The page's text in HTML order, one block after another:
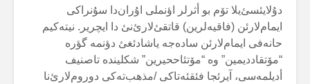
دۇلایئسئ‌یلا تۆم بو أثرلر اؤنملی اۇران‌دا سۇنراکی
ایمام‌لارئن (فاقیەلرین) قاتقئ‌لارئ‌نئ دا ایچریر. نیتەکیم
حانەفی ایمام‌لارئن سادەجە یاشادئغئ دؤنمە گؤرە
“مۆتقاددیمین” وە “مۆتئاححیرین” شکلیندە تاصنیف
أدیلمەسی، آیرئجا فئقئەتاکی /مذهب‌تەکی دوروم‌لارئ‌نا